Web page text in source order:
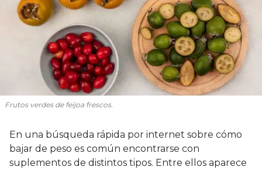
Frutos verdes de feijoa frescos.
En una búsqueda rápida por internet sobre cómo
bajar de peso es común encontrarse con
suplementos de distintos tipos. Entre ellos aparece